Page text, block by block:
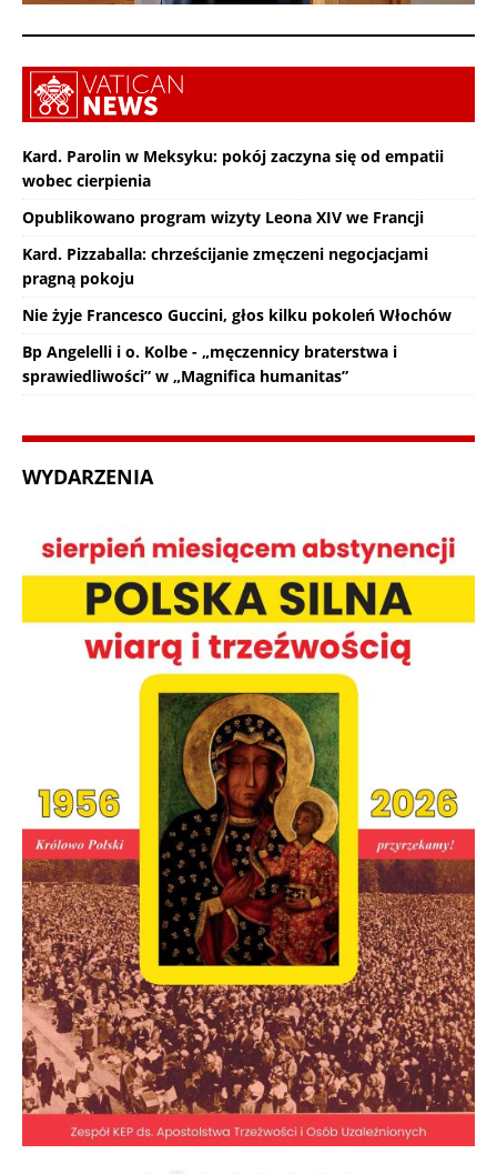
Kard. Parolin w Meksyku: pokój zaczyna się od empatii
wobec cierpienia
Opublikowano program wizyty Leona XIV we Francji
Kard. Pizzaballa: chrześcijanie zmęczeni negocjacjami
pragną pokoju
Nie żyje Francesco Guccini, głos kilku pokoleń Włochów
Bp Angelelli i o. Kolbe - „męczennicy braterstwa i
sprawiedliwości” w „Magnifica humanitas”
WYDARZENIA